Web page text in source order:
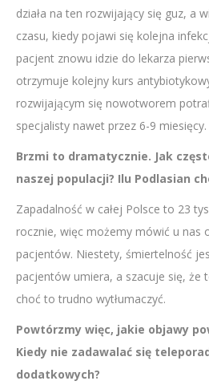
działa na ten rozwijający się guz, a
czasu, kiedy pojawi się kolejna
pacjent znowu idzie do lekarza
otrzymuje kolejny kurs
rozwijającym się nowotworem
specjalisty nawet przez 6-9 miesięcy.
Brzmi to dramatycznie. Jak
naszej populacji? Ilu Podlasian
Zapadalność w całej Polsce to 23
rocznie, więc możemy mówić u nas
pacjentów. Niestety, śmiertelność
pacjentów umiera, a szacuje się, że
choć to trudno wytłumaczyć.
Powtórzmy więc, jakie objawy
Kiedy nie zadawalać się
dodatkowych?